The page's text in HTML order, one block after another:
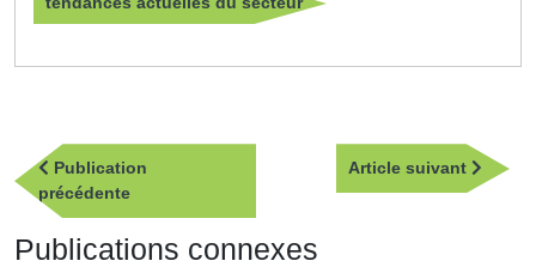
Navigation
de
l’article
Publication
précédentePublication
précédente
Article suivant
Article
Publications connexes